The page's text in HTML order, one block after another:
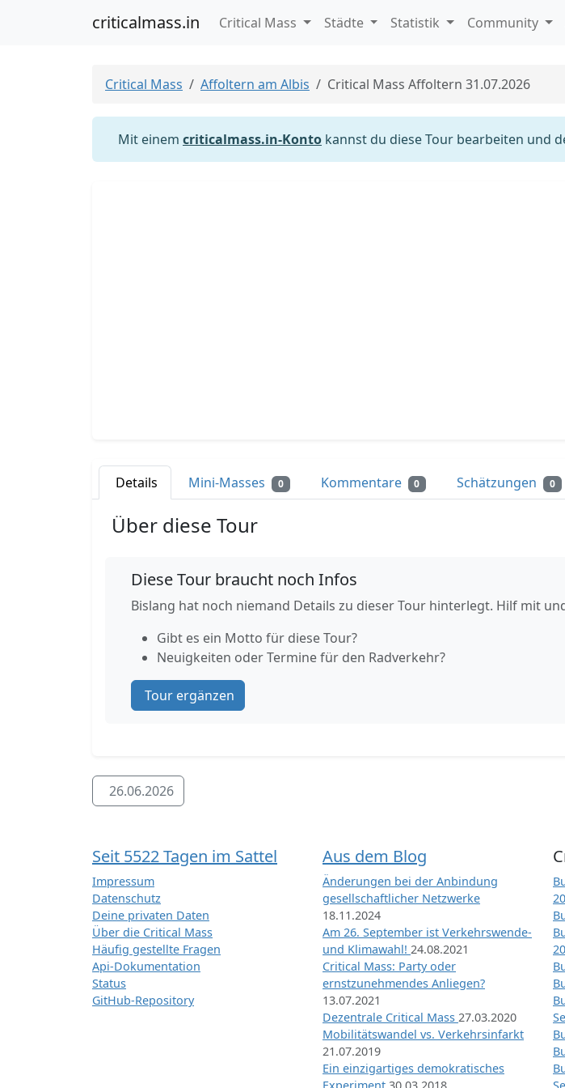
criticalmass.in Critical Mass Städte Statistik Community
Critical Mass Affoltern am Albis Critical Mass Affoltern 31.07.2026
Mit einem criticalmass.in-Konto kannst du diese Tour bearbeiten und
Details Mini-Masses 0 Kommentare 0 Schätzungen 0
Über diese Tour
Diese Tour braucht noch Infos
Bislang hat noch niemand Details zu dieser Tour hinterlegt. Hilf mit
Gibt es ein Motto für diese Tour?
Neuigkeiten oder Termine für den Radverkehr?
Tour ergänzen
26.06.2026
Seit 5522 Tagen im Sattel
Impressum
Datenschutz
Deine privaten Daten
Über die Critical Mass
Häufig gestellte Fragen
Api-Dokumentation
Status
GitHub-Repository
Aus dem Blog
Änderungen bei der Anbindung
gesellschaftlicher Netzwerke
18.11.2024
Am 26. September ist Verkehrswende-
und Klimawahl! 24.08.2021
Critical Mass: Party oder
ernstzunehmendes Anliegen?
13.07.2021
Dezentrale Critical Mass 27.03.2020
Mobilitätswandel vs. Verkehrsinfarkt
21.07.2019
Ein einzigartiges demokratisches